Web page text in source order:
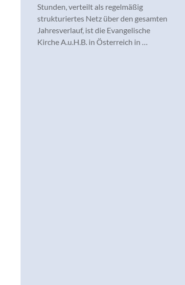
Stunden, verteilt als regelmäßig
strukturiertes Netz über den gesamten
Jahresverlauf, ist die Evangelische
Kirche A.u.H.B. in Österreich in …